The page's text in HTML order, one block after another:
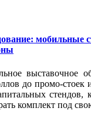
мобильные
выставочное
до промо-стоек
стендов,
комплект под